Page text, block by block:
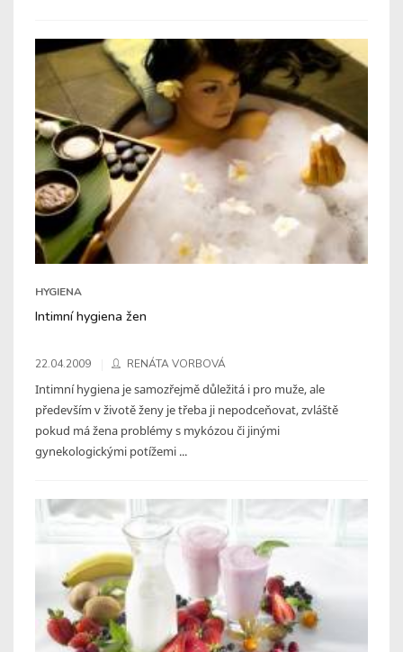
HYGIENA
Intimní hygiena žen
22.04.2009 RENÁTA VORBOVÁ
Intimní hygiena je samozřejmě důležitá i pro muže, ale
především v životě ženy je třeba ji nepodceňovat, zvláště
pokud má žena problémy s mykózou či jinými
gynekologickými potížemi ...